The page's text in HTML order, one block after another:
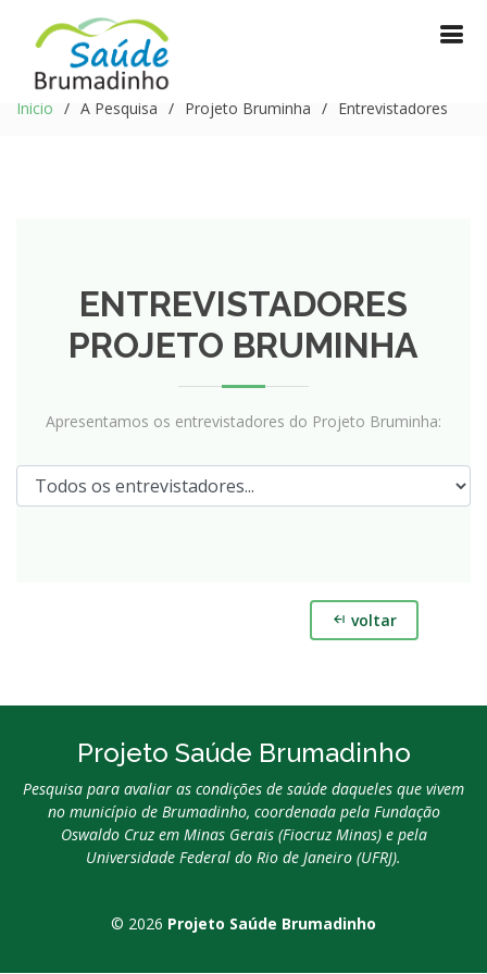
Início A Pesquisa Projeto Bruminha Entrevistadores
ENTREVISTADORES
PROJETO BRUMINHA
Apresentamos os entrevistadores do Projeto Bruminha:
voltar
Projeto Saúde Brumadinho
Pesquisa para avaliar as condições de saúde daqueles que vivem
no município de Brumadinho, coordenada pela Fundação
Oswaldo Cruz em Minas Gerais (Fiocruz Minas) e pela
Universidade Federal do Rio de Janeiro (UFRJ).
© 2026 Projeto Saúde Brumadinho